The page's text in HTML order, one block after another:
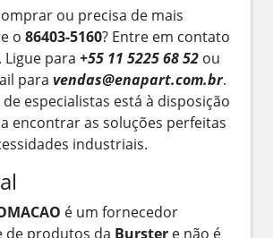
ou precisa de mais
o 86403-5160? Entre em contato
para +55 11 5225 68 52 ou
para vendas@enapart.com.br.
especialistas está à disposição
encontrar as soluções perfeitas
industriais.
é um fornecedor
de produtos da Burster e não é